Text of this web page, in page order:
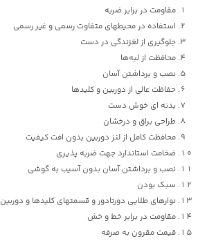
مقاومت در برابر ضربه
استفاده در محیطهای متفاوت رسمی و غیر رسمی
جلوگیری از لغزندگی در دست
محافظت از لبه‌ها
نصب و برداشتن آسان
حفاظت عالی از دوربین و کلیدها
بدنه ای خوش دست
طراحی براق و درخشان
محافظت کامل از لنز دوربین بدون افت کیفیت
ضخامت استاندارد جهت ضربه پذیری
نصب و برداشتن آسان بدون آسیب به گوشی
سبک بودن
نوارهای طلایی دورتادور و قسمتهای کلیدها و دوربین
مقاومت در برابر خط و خش
قیمت مقرون به صرفه